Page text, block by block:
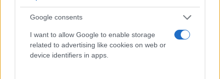
Google consents
I want to allow Google to enable storage
related to advertising like cookies on web or
device identifiers in apps.
Antincendio
Estintori
Valige pronto soccorso
Antinfortunistica